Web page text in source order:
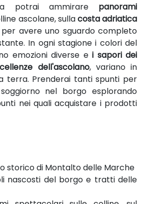
potrai ammirarepanorami
ascolane, sullacosta adriatica
per avere uno sguardo completo
In ogni stagione i colori del
emozioni diverse ei sapori dei
dell'ascolano, variano in
terra. Prenderai tanti spunti per
nel borgo esplorando
nei quali acquistare i prodotti
storico di Montalto delle Marche
nascosti del borgo e tratti delle